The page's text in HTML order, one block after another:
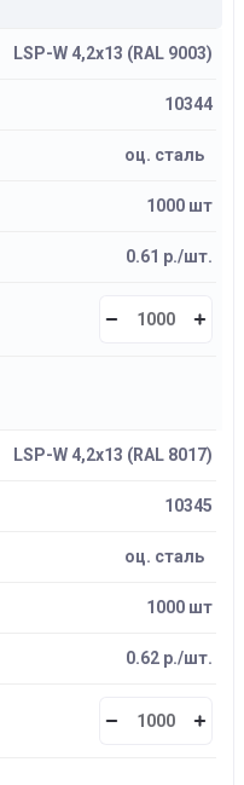
LSP-W 4,2х13 (RAL 9003)
10344
оц. сталь
1000 шт
0.61 р./шт.
LSP-W 4,2х13 (RAL 8017)
10345
оц. сталь
1000 шт
0.62 р./шт.